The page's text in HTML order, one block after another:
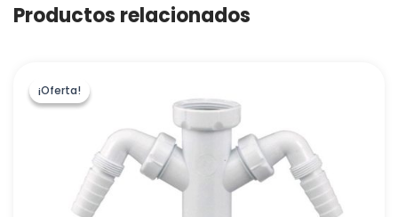
Productos relacionados
¡Oferta!
¡Oferta!